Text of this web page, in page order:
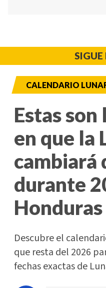
SIGUE
CALENDARIO
Estas son
en que la
cambiará
durante
Honduras
Descubre el
que resta del 2026
fechas exactas de